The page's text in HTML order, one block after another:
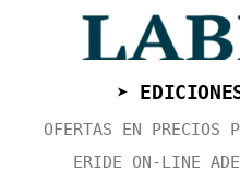
➤
OFERTAS EN PRECIOS
ERIDE ON-LINE